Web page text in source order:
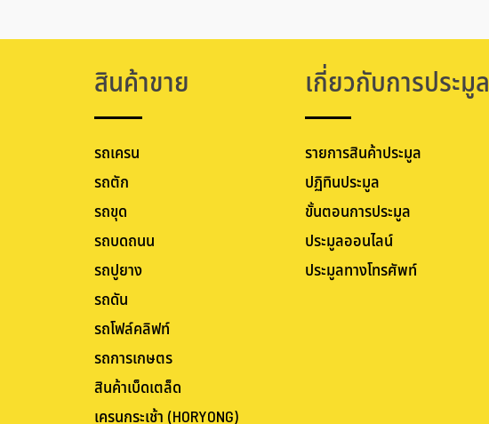
สินค้าขาย
รถเครน
รถตัก
รถขุด
รถบดถนน
รถปูยาง
รถดัน
รถโฟล์คลิฟท์
รถการเกษตร
สินค้าเบ็ดเตล็ด
เครนกระเช้า (HORYONG)
เกี่ยวกับการประมูล
รายการสินค้าประมูล
ปฏิทินประมูล
ขั้นตอนการประมูล
ประมูลออนไลน์
ประมูลทางโทรศัพท์